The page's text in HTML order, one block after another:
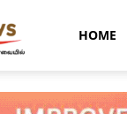
Karudan
News
HOME